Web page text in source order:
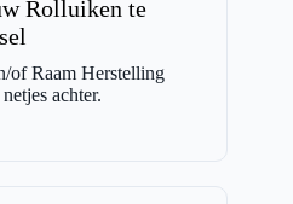
Rolluiken te
of Raam Herstelling
achter.